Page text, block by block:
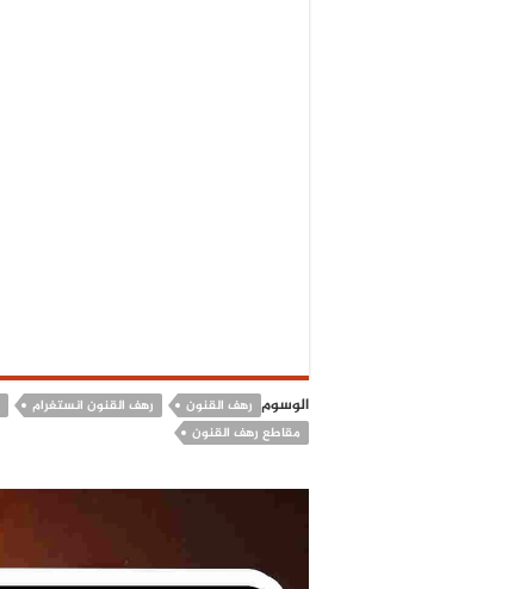
الوسوم رهف القنون رهف القنون انستغرام
مقاطع رهف القنون